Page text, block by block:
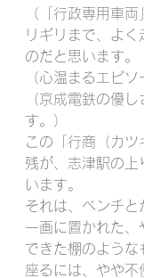
（「行政専用車
リギリまで、よく
のだと思います。
（心温まるエピソ
（京成電鉄の優
す。）
この「行商（カツ
残が、志津駅の上
います。
それは、ベンチと
一画に置かれた、
できた棚のような
座るには、やや不